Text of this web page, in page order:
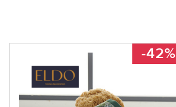
-42%